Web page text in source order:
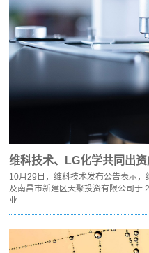
维科技术、LG化学共同出
10月29日，维科技术发布公告表示
及南昌市新建区天聚投资有限公司于
业...